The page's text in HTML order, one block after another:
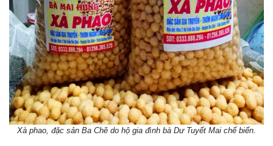
Xà phao, đặc sản Ba Chẽ do hộ gia đình bà Dư Tuyết Mai chế biến.